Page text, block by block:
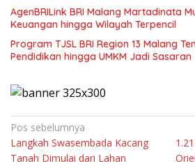
AgenBRILink BRI Malang Martadinata
Keuangan hingga Wilayah Terpencil
Program TJSL BRI Region 13 Malang
Pendidikan hingga UMKM Jadi Sasaran
Navigasi
pos
Pos sebelumnya
Langkah Swasembada Kacang
Tanah Dimulai dari Lahan